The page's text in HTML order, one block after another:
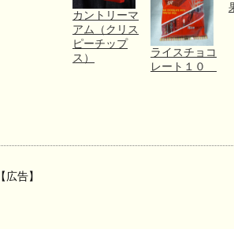
カントリーマ
アム（クリス
ピーチップ
ス）
ライスチョコ
レート１０
【広告】